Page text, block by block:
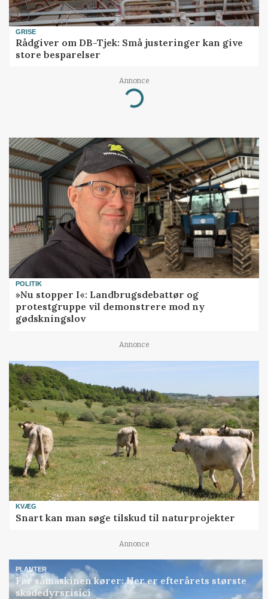
GRISE
Rådgiver om DB-Tjek: Små justeringer kan give
store besparelser
Annonce
Loading...
POLITIK
»Nu stopper I«: Landbrugsdebattør og
protestgruppe vil demonstrere mod ny
gødskningslov
Annonce
KVÆG
Snart kan man søge tilskud til naturprojekter
Annonce
PLANTER
Før såmaskinen kører: Her er efterårets største
skadedyrsrisici